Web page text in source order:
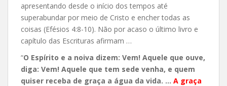
apresentando desde o início dos tempos até
superabundar por meio de Cristo e encher todas as
coisas (Efésios 4:8-10). Não por acaso o último livro e
capítulo das Escrituras afirmam …
“O Espírito e a noiva dizem: Vem! Aquele que ouve,
diga: Vem! Aquele que tem sede venha, e quem
quiser receba de graça a água da vida. … A graça